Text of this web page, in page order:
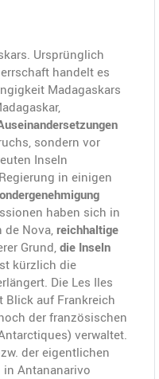
Ursprünglich
handelt es
Madagaskars
sondern vor
Inseln
in einigen
haben sich in
de Nova, reichhaltige
Grund,die Inseln
kürzlich die
Die Les Iles
Blick auf Frankreich
der französischen
verwaltet.
der eigentlichen
Antananarivo